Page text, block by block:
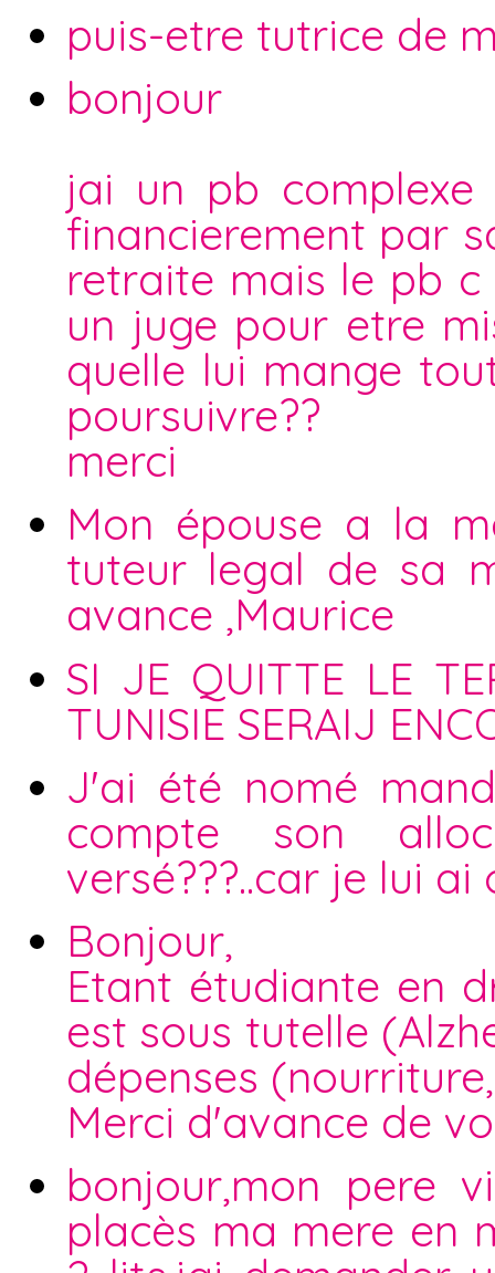
puis-etre tutrice de
bonjour
jai un pb
financierement par
retraite mais le pb
un juge pour etre
quelle lui mange
poursuivre??
merci
Mon épouse a la
tuteur legal de sa
avance ,Maurice
SI JE QUITTE LE
TUNISIE SERAIJ
J'ai été nomé
compte son
versé???..car je lui
Bonjour,
Etant étudiante en
est sous tutelle
dépenses
Merci d'avance de
bonjour,mon pere
placès ma mere en